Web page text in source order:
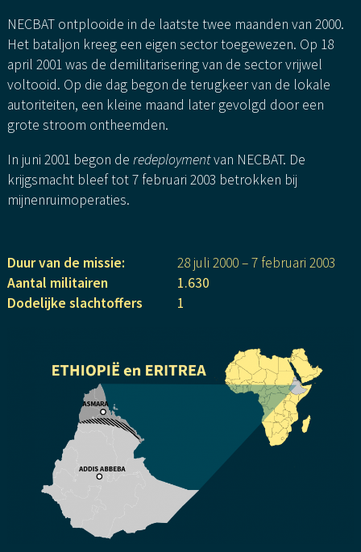
NECBAT ontplooide in de laatste twee maanden van 2000.
Het bataljon kreeg een eigen sector toegewezen. Op 18
april 2001 was de demilitarisering van de sector vrijwel
voltooid. Op die dag begon de terugkeer van de lokale
autoriteiten, een kleine maand later gevolgd door een
grote stroom ontheemden.
In juni 2001 begon de redeploymentvan NECBAT. De
krijgsmacht bleef tot 7 februari 2003 betrokken bij
mijnenruimoperaties.
Duur van de missie
28 juli 2000 – 7 februari 2003
Aantal militairen
1.630
Dodelijke slachtoffers
1